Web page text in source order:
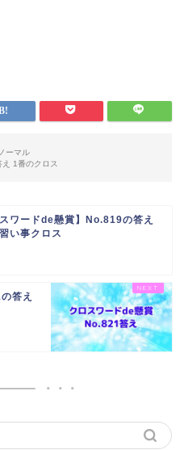
ノーマル
え 1番のクロス
スワードde懸賞】No.819の答え
い事クロス
答え